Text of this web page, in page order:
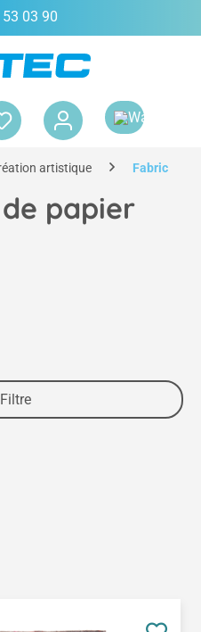
03 90
artistique Fabrication
papier
Filtre